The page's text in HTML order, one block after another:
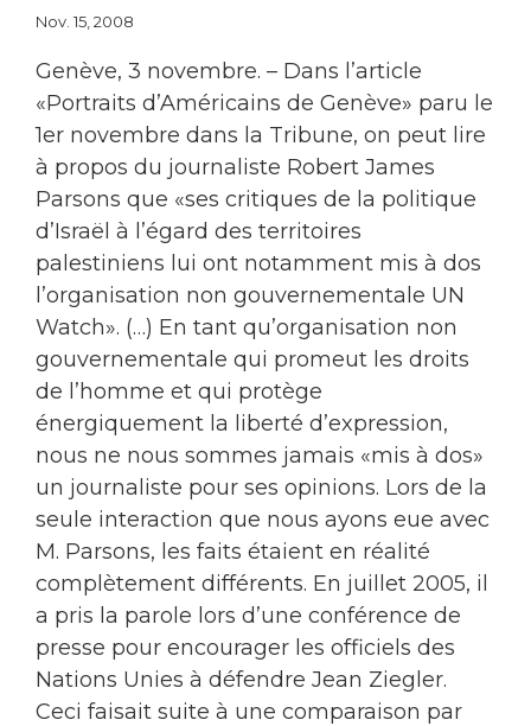
Nov. 15, 2008
Genève, 3 novembre. – Dans l’article
«Portraits d’Américains de Genève» paru le
1er novembre dans la Tribune, on peut lire
à propos du journaliste Robert James
Parsons que «ses critiques de la politique
d’Israël à l’égard des territoires
palestiniens lui ont notamment mis à dos
l’organisation non gouvernementale UN
Watch». (…) En tant qu’organisation non
gouvernementale qui promeut les droits
de l’homme et qui protège
énergiquement la liberté d’expression,
nous ne nous sommes jamais «mis à dos»
un journaliste pour ses opinions. Lors de la
seule interaction que nous ayons eue avec
M. Parsons, les faits étaient en réalité
complètement différents. En juillet 2005, il
a pris la parole lors d’une conférence de
presse pour encourager les officiels des
Nations Unies à défendre Jean Ziegler.
Ceci faisait suite à une comparaison par